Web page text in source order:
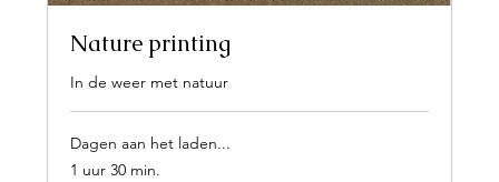
Nature printing
In de weer met natuur
Dagen aan het laden...
1 uur 30 min.